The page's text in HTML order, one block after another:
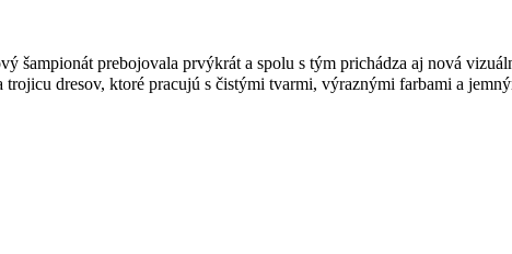
šampionát prebojovala prvýkrát a spolu s tým prichádza aj nová